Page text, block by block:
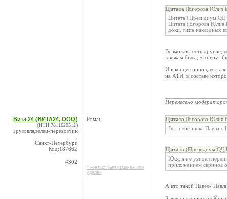
Цитата (Егорова Юлия
Цитата (Президиум
Цитата (Егорова
доки, типа накладных
Возможно есть другие,
заявкам была, что груз
И в конце концов, есть
на АТИ, в составе
Перенесено
Вита 24 (ВИТА24, ООО)
(ИНН:7811620512)
Грузовладелец-перевозчик
Санкт-Петербург
Код:187662
#302
Роман
* контакт был изменен или
удален
Цитата (Егорова Юлия
Вот переписка Павла с
Цитата (Президиум ОД
Юля, я не увидел
приложением скринов
А кто такой Павел-